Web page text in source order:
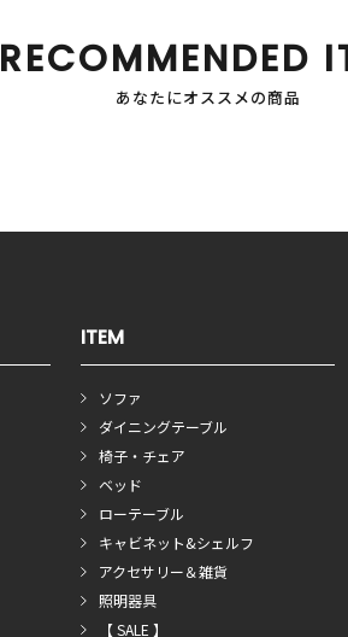
RECOMMENDED
あなたにオススメの商品
ITEM
ソファ
ダイニングテーブル
椅子・チェア
ベッド
ローテーブル
キャビネット&シェルフ
アクセサリー＆雑貨
照明器具
【 SALE 】